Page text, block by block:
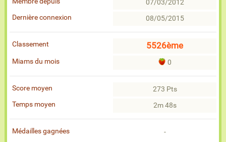
07/03/2012
Dernière connexion
08/05/2015
Classement 5526ème
Miams du mois 0
Score moyen
273 Pts
Temps moyen
2m 48s
Médailles gagnées -